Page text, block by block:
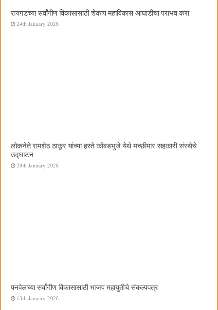
रायगडच्या सर्वांगीण विकासासाठी शेकाप महाविकास आघाडीचा पराभव करा
24th January 2026
लोकनेते रामशेठ ठाकूर यांच्या हस्ते कोंबडभुजे येथे मच्छीमार सहकारी संस्थेचे
उद्घाटन
20th January 2026
पनवेलच्या सर्वांगीण विकासासाठी भाजप महायुतीचे संकल्पपत्र
13th January 2026